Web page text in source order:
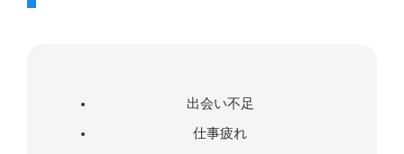
出会い不足
仕事疲れ